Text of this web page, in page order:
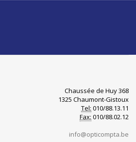
Chaussée de Huy 368
1325 Chaumont-Gistoux
Tel: 010/88.13.11
Fax: 010/88.02.12
info@opticompta.be